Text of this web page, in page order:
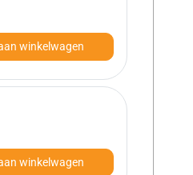
winkelwagen
winkelwagen